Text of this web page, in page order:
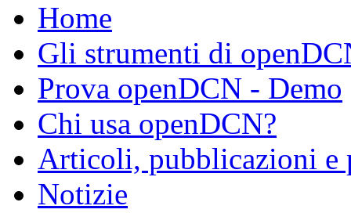
Home
Gli strumenti di
Prova openDCN - Demo
Chi usa openDCN?
Articoli, pubblicazioni e
Notizie